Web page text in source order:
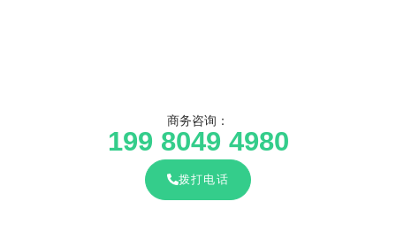
商务咨询：
199 8049 4980
拨打电话